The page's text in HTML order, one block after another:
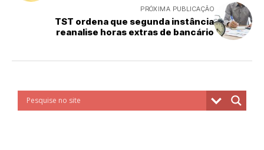
PRÓXIMA PUBLICAÇÃO
TST ordena que segunda instância
reanalise horas extras de bancário